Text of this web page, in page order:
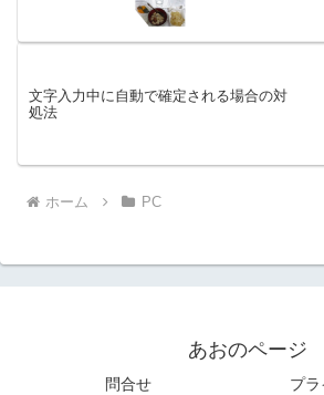
文字入力中に自動で確定される場合の対
処法
ホーム PC
あおのページ
問合せ プ